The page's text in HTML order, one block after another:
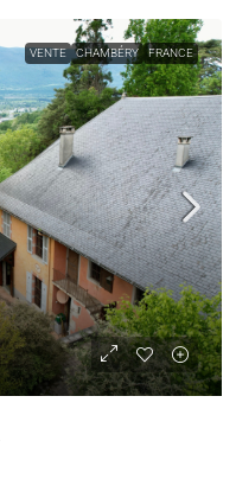
VENTE CHAMBÉRY FRANCE